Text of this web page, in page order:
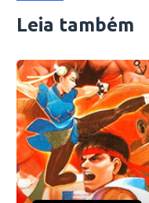
Leia também